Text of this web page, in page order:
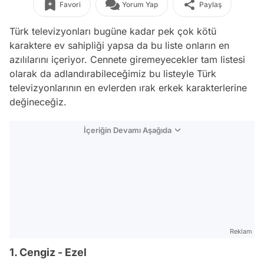
Favori Yorum Yap Paylaş
Türk televizyonları bugüne kadar pek çok kötü
karaktere ev sahipliği yapsa da bu liste onların en
azılılarını içeriyor. Cennete giremeyecekler tam listesi
olarak da adlandırabileceğimiz bu listeyle Türk
televizyonlarının en evlerden ırak erkek karakterlerine
değineceğiz.
İçeriğin Devamı Aşağıda
Reklam
1. Cengiz - Ezel